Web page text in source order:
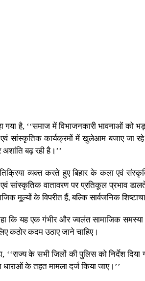
गया है, ‘‘समाज में विभाजनकारी भावनाओं को
सांस्कृतिक कार्यक्रमों में खुलेआम बजाए जा
बढ़ रही है।’’
व्यक्त करते हुए बिहार के कला एवं
सांस्कृतिक वातावरण पर प्रतिकूल प्रभाव
मूल्यों के विपरीत हैं, बल्कि सार्वजनिक
कि यह एक गंभीर और ज्वलंत सामाजिक समस्या
कठोर कदम उठाए जाने चाहिए।
‘‘राज्य के सभी जिलों की पुलिस को निर्देश
के तहत मामला दर्ज किया जाए।’’